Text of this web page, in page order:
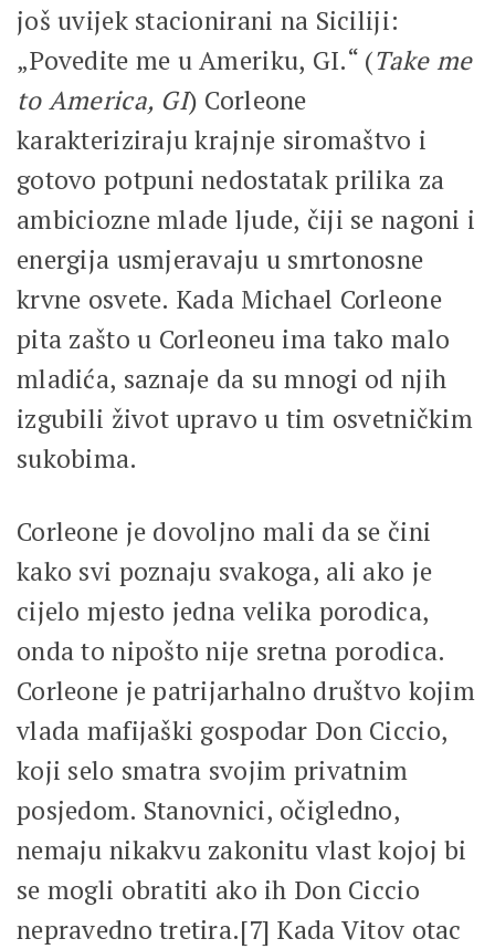
još uvijek stacionirani na Siciliji:
„Povedite me u Ameriku, GI.“ (Take me
to America, GI) Corleone
karakteriziraju krajnje siromaštvo i
gotovo potpuni nedostatak prilika za
ambiciozne mlade ljude, čiji se nagoni i
energija usmjeravaju u smrtonosne
krvne osvete. Kada Michael Corleone
pita zašto u Corleoneu ima tako malo
mladića, saznaje da su mnogi od njih
izgubili život upravo u tim osvetničkim
sukobima.
Corleone je dovoljno mali da se čini
kako svi poznaju svakoga, ali ako je
cijelo mjesto jedna velika porodica,
onda to nipošto nije sretna porodica.
Corleone je patrijarhalno društvo kojim
vlada mafijaški gospodar Don Ciccio,
koji selo smatra svojim privatnim
posjedom. Stanovnici, očigledno,
nemaju nikakvu zakonitu vlast kojoj bi
se mogli obratiti ako ih Don Ciccio
nepravedno tretira.[7] Kada Vitov otac